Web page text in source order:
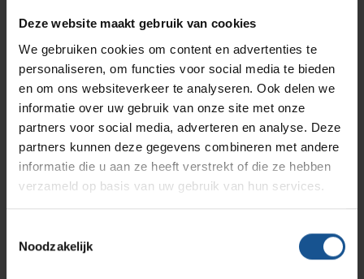
Deze website maakt gebruik van cookies
We gebruiken cookies om content en advertenties te
personaliseren, om functies voor social media te bieden
en om ons websiteverkeer te analyseren. Ook delen we
informatie over uw gebruik van onze site met onze
partners voor social media, adverteren en analyse. Deze
partners kunnen deze gegevens combineren met andere
informatie die u aan ze heeft verstrekt of die ze hebben
verzameld op basis van uw gebruik van hun services.
Noodzakelijk
390
Diepte
390
Hoogte
800
Materiaal
Aluminium
Merk
Branches
Solutions
RVS Werkplekinrichting
Productlijnen
Medische afvalverpakkingen
Infectiepreventie en hygiëne
Assortiment
Onze merken
Hammerlit
Septodry
Metro
Zarges
Contact
Ons team
Klantcases
Vacatures